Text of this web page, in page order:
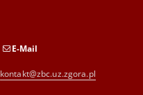
E-Mail
kontakt@zbc.uz.zgora.pl